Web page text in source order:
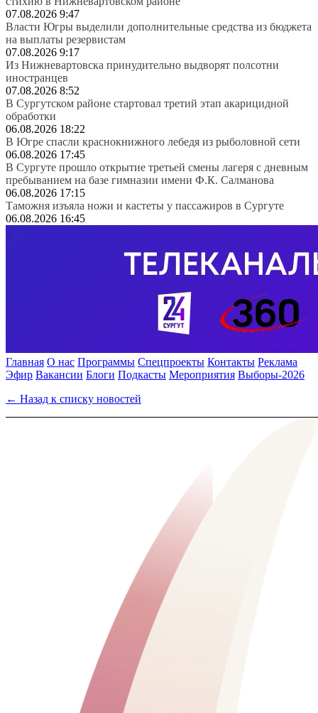
07.08.2026 9:47
Власти Югры выделили дополнительные средства из бюджета
на выплаты резервистам
07.08.2026 9:17
Из Нижневартовска принудительно выдворят полсотни
иностранцев
07.08.2026 8:52
В Сургутском районе стартовал третий этап акарицидной
обработки
06.08.2026 18:22
В Югре спасли краснокнижного лебедя из рыболовной сети
06.08.2026 17:45
В Сургуте прошло открытие третьей смены лагеря с дневным
пребыванием на базе гимназии имени Ф.К. Салманова
06.08.2026 17:15
Таможня изъяла ножи и кастеты у пассажиров в Сургуте
06.08.2026 16:45
Главная О нас Программы Спецпроекты Контакты Реклама
Эфир Вакансии Блоги Подкасты Мероприятия Выборы-2026
← Назад к списку новостей